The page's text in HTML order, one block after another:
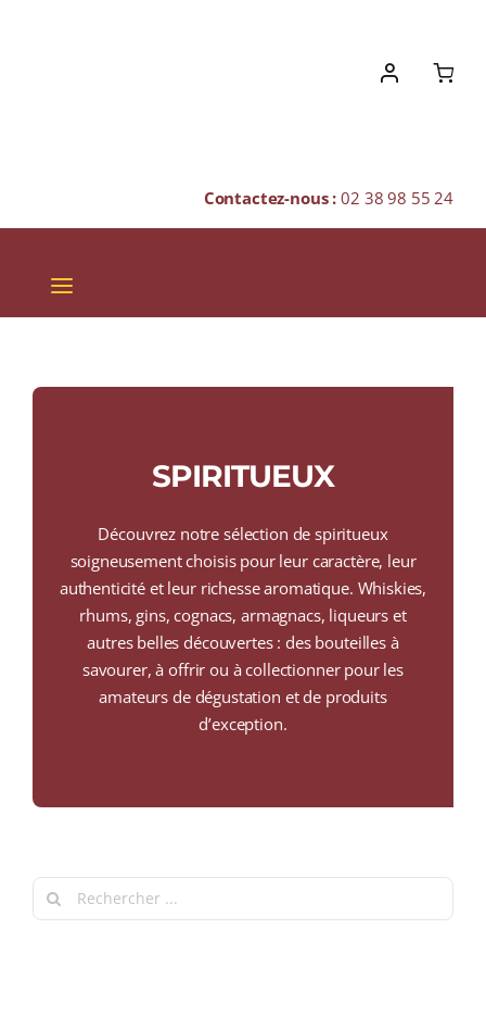
Contactez-nous :02 38 98 55 24
Toggle
Navigation
CHAMPAGNES & BULLES
THÉS & INFUSIONS
ÉPICERIE FINE
IDEES CADEAUX
SPIRITUEUX
Découvrez notre sélection de spiritueux
soigneusement choisis pour leur caractère, leur
authenticité et leur richesse aromatique. Whiskies,
rhums, gins, cognacs, armagnacs, liqueurs et
autres belles découvertes : des bouteilles à
savourer, à offrir ou à collectionner pour les
amateurs de dégustation et de produits
d’exception.
Search
for: